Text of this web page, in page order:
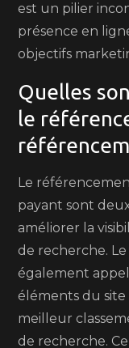
est un pilier
présence en
objectifs
Quelles
le
Le
payant sont
améliorer la
de recherche.
également
éléments du
meilleur
de recherche.